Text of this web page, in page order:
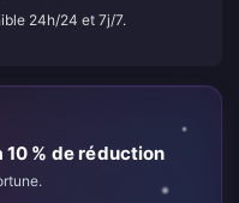
24h/24 et 7j/7.
% de réduction